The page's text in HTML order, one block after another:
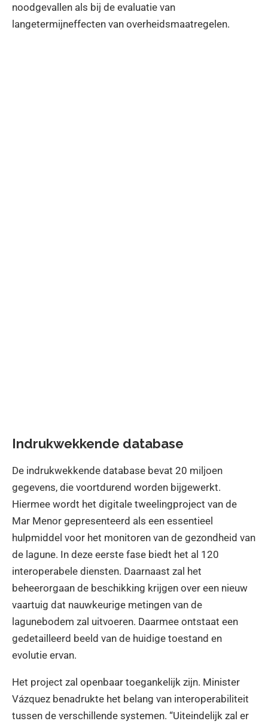
noodgevallen als bij de evaluatie van
langetermijneffecten van overheidsmaatregelen.
Indrukwekkende database
De indrukwekkende database bevat 20 miljoen
gegevens, die voortdurend worden bijgewerkt.
Hiermee wordt het digitale tweelingproject van de
Mar Menor gepresenteerd als een essentieel
hulpmiddel voor het monitoren van de gezondheid van
de lagune. In deze eerste fase biedt het al 120
interoperabele diensten. Daarnaast zal het
beheerorgaan de beschikking krijgen over een nieuw
vaartuig dat nauwkeurige metingen van de
lagunebodem zal uitvoeren. Daarmee ontstaat een
gedetailleerd beeld van de huidige toestand en
evolutie ervan.
Het project zal openbaar toegankelijk zijn. Minister
Vázquez benadrukte het belang van interoperabiliteit
tussen de verschillende systemen. “Uiteindelijk zal er